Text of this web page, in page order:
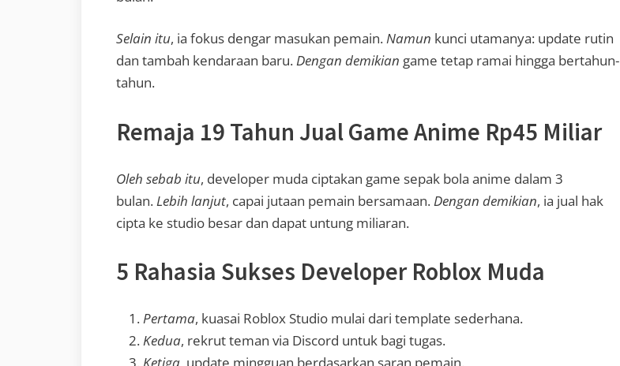
Selain itu, ia fokus dengar masukan pemain.Namun kunci utamanya: update rutin
dan tambah kendaraan baru.Dengan demikian game tetap ramai hingga bertahun-
tahun.
Remaja 19 Tahun Jual Game Anime Rp45 Miliar
Oleh sebab itu, developer muda ciptakan game sepak bola anime dalam 3
bulan. Lebih lanjut, capai jutaan pemain bersamaan. Dengan demikian, ia jual hak
cipta ke studio besar dan dapat untung miliaran.
5 Rahasia Sukses Developer Roblox Muda
Pertama, kuasai Roblox Studio mulai dari template sederhana.
Kedua, rekrut teman via Discord untuk bagi tugas.